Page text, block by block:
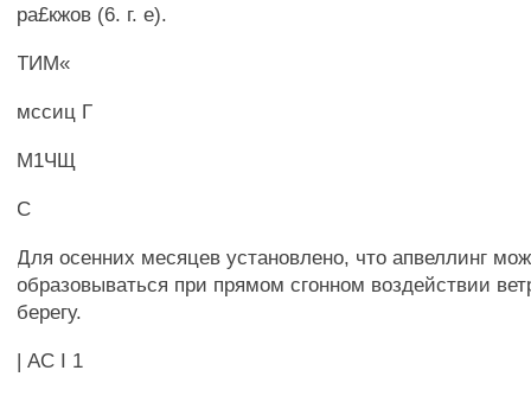
ра£кжов (6. г. е).
ТИМ«
мссиц Г
М1ЧЩ
С
Для осенних месяцев установлено, что апвеллинг
образовываться при прямом сгонном воздействии
берегу.
| АС I 1